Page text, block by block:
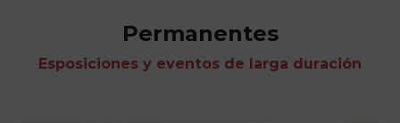
Permanentes
Esposiciones y eventos de larga duración